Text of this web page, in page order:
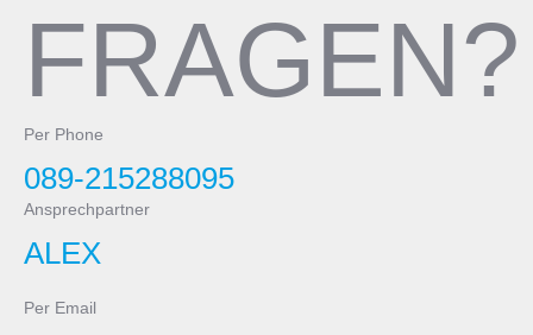
FRAGEN?
Per Phone
089-215288095
Ansprechpartner
ALEX
Per Email